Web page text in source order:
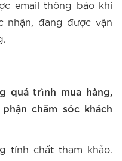
email thông báo khi
nhận, đang được vận
quá trình mua hàng,
chăm sóc khách
tính chất tham khảo.